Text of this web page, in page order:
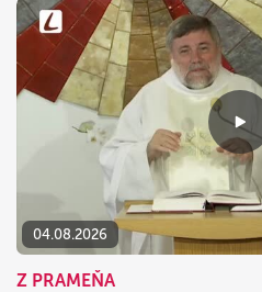
04.08.2026
Z PRAMEŇA